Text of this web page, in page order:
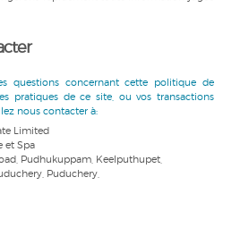
questions concernant cette politique de
pratiques de ce site, ou vos transactions
nous contacter à:
Limited
et Spa
Pudhukuppam, Keelputhupet,
Puduchery,